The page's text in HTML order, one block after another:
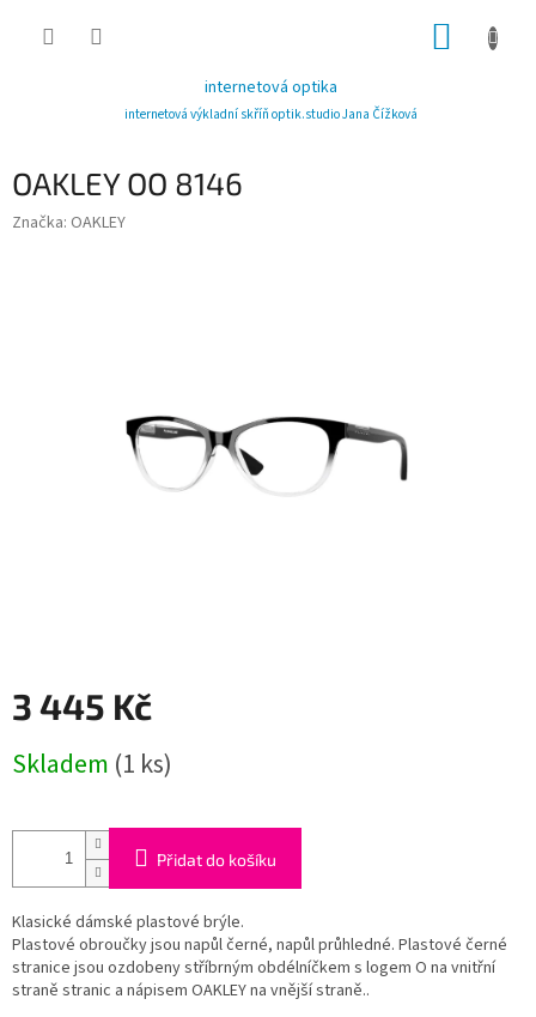
internetová optika
internetová výkladní skříň optik.studio Jana Čížková
OAKLEY OO 8146
Značka: OAKLEY
3 445 Kč
cena:
Skladem (1 ks)
Přidat do košíku
Klasické dámské plastové brýle.
Plastové obroučky jsou napůl černé, napůl průhledné. Plastové černé
stranice jsou ozdobeny stříbrným obdélníčkem s logem O na vnitřní
straně stranic a nápisem OAKLEY na vnější straně..